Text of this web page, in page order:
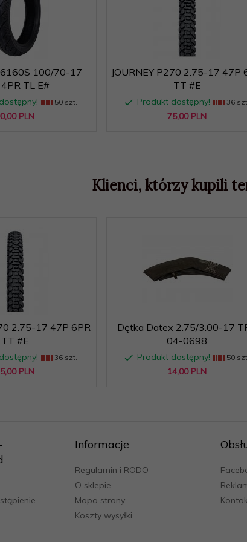
JOM7250P268P6
M28
P268
100/70-17
TL E#
50 szt.
00 PLN
JOURNEY P270 2.75-17 47P
TT #E
Produkt dostępny! 36 szt.
75,00 PLN
Klienci, którzy kupili
2.75-17 47P 6PR
TT #E
36 szt.
00 PLN
Dętka Datex 2.75/3.00-17
04-0698
Produkt dostępny! 50 szt.
14,00 PLN
Informacje
Regulamin i RODO
O sklepie
Mapa strony
Koszty wysyłki